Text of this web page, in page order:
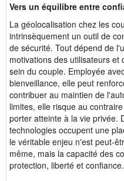
Vers un équilibre entre
La géolocalisation chez les
intrinsèquement un outil de
de sécurité. Tout dépend de
motivations des utilisateurs
sein du couple. Employée
bienveillance, elle peut
contribuer au maintien de
limites, elle risque au
porter atteinte à la vie privée.
technologies occupent une
le véritable enjeu n'est peut-
même, mais la capacité des
protection, liberté et confiance.